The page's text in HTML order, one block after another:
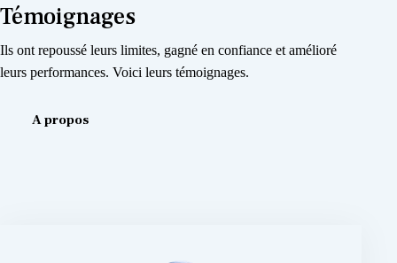
Témoignages
Ils ont repoussé leurs limites, gagné en confiance et amélioré
leurs performances. Voici leurs témoignages.
A propos